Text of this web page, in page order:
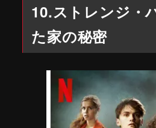
10.ストレンジ・
た家の秘密